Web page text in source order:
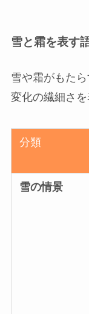
雪と霜を表す
雪や霜がもた
変化の繊細さを
分類
雪の情景